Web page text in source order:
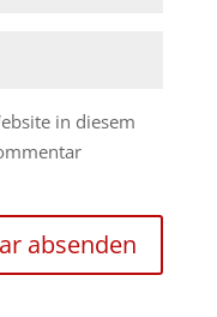
in diesem